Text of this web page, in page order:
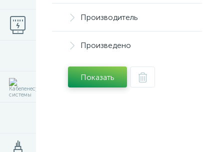
Производитель
Произведено
Показать